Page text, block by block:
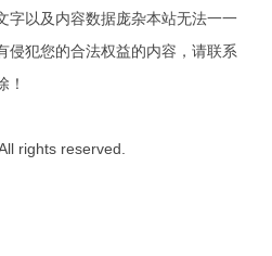
字以及内容数据庞杂本站无法一一
侵犯您的合法权益的内容，请联系
！
rights reserved.